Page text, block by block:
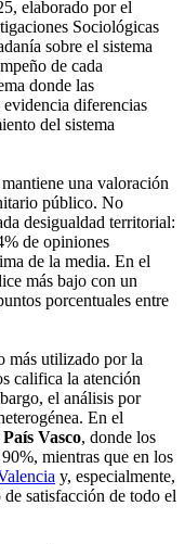
elaborado por el
Sociológicas
sobre el sistema
de cada
donde las
diferencias
del sistema
una valoración
público. No
desigualdad territorial:
de opiniones
de la media. En el
más bajo con un
porcentuales entre
más utilizado por la
califica la atención
el análisis por
En el
País Vasco, donde los
mientras que en los
y, especialmente,
satisfacción de todo el